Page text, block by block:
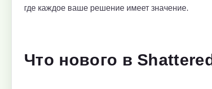
где каждое ваше решение имеет значение.
Что нового в